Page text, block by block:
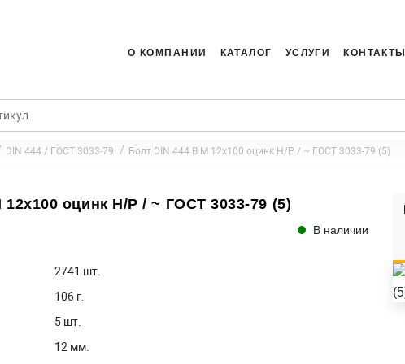
О КОМПАНИИ КАТАЛОГ УСЛУГИ КОНТАКТЫ
DIN 444 / ГОСТ 3033-79 Болт DIN 444 B M 12x100 оцинк Н/Р / ~ ГОСТ 3033-79 (5)
12x100 оцинк Н/Р / ~ ГОСТ 3033-79 (5)
В наличии
2741 шт.
106 г.
5 шт.
12 мм.